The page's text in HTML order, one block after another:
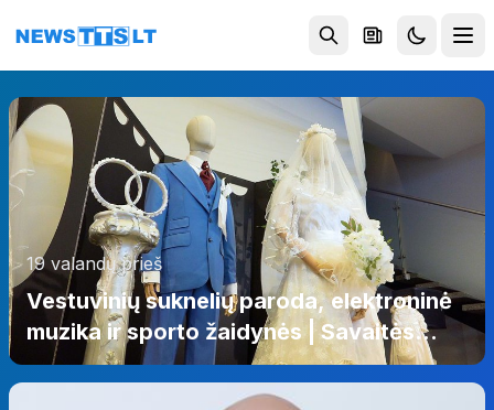
Eiti į turinį
19 valandų prieš
Vestuvinių suknelių paroda, elektroninė
muzika ir sporto žaidynės | Savaitės
kontūrai 2026 08 05 (video)